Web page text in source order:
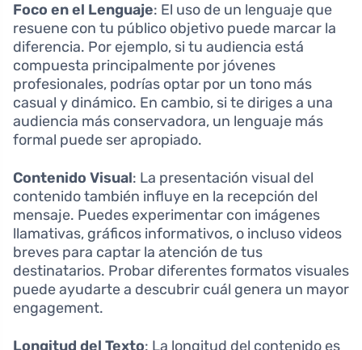
Foco en el Lenguaje: El uso de un lenguaje que
resuene con tu público objetivo puede marcar la
diferencia. Por ejemplo, si tu audiencia está
compuesta principalmente por jóvenes
profesionales, podrías optar por un tono más
casual y dinámico. En cambio, si te diriges a una
audiencia más conservadora, un lenguaje más
formal puede ser apropiado.
Contenido Visual: La presentación visual del
contenido también influye en la recepción del
mensaje. Puedes experimentar con imágenes
llamativas, gráficos informativos, o incluso videos
breves para captar la atención de tus
destinatarios. Probar diferentes formatos visuales
puede ayudarte a descubrir cuál genera un mayor
engagement.
Longitud del Texto: La longitud del contenido es